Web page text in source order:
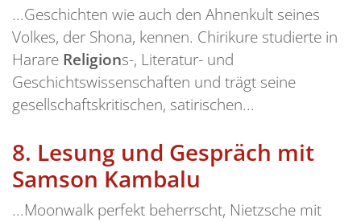
...Geschichten wie auch den Ahnenkult seines
Volkes, der Shona, kennen. Chirikure studierte in
Harare Religions-, Literatur- und
Geschichtswissenschaften und trägt seine
gesellschaftskritischen, satirischen...
8. Lesung und Gespräch mit
Samson Kambalu
...Moonwalk perfekt beherrscht, Nietzsche mit